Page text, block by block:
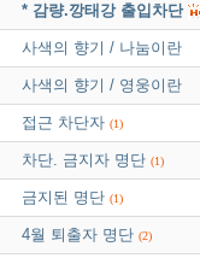
* 감량.깡태강 출입차단
사색의 향기 / 나눔이란
사색의 향기 / 영웅이란
접근 차단자 (1)
차단. 금지자 명단 (1)
금지된 명단 (1)
4월 퇴출자 명단 (2)